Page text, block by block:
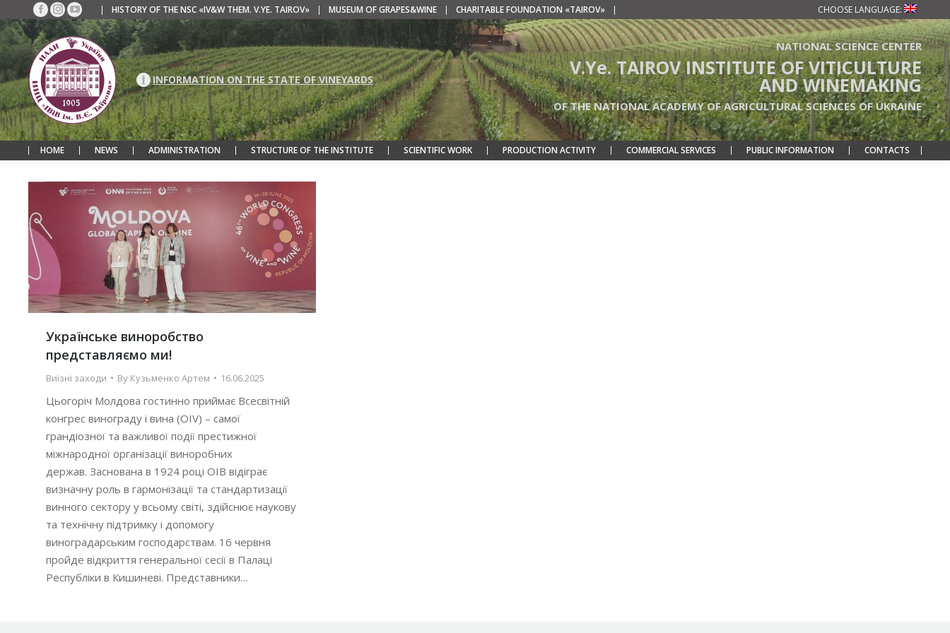
Facebook
page
opens
in
new
window
Instagram
page
opens
in
new
window
YouTube
page
opens
in
new
window
| HISTORY OF THE NSC «IV&W THEM. V.YE. TAIROV» | MUSEUM OF GRAPES&WINE | CHARITABLE FOUNDATION «TAIROV» | CHOOSE LANGUAGE:
INFORMATION ON THE STATE OF VINEYARDS
NATIONAL SCIENCE CENTER
V.Ye. TAIROV INSTITUTE OF VITICULTURE
AND WINEMAKING
OF THE NATIONAL ACADEMY OF AGRICULTURAL SCIENCES OF UKRAINE
HOME NEWS ADMINISTRATION STRUCTURE OF THE INSTITUTE SCIENTIFIC WORK PRODUCTION ACTIVITY COMMERCIAL SERVICES PUBLIC INFORMATION CONTACTS
Українське виноробство
представляємо ми!
Виїзні заходи By Кузьменко Артем 16.06.2025
Цьогоріч Молдова гостинно приймає Всесвітній
конгрес винограду і вина (OIV) – самої
грандіозної та важливої події престижної
міжнародної організації виноробних
держав. Заснована в 1924 році ОІВ відіграє
визначну роль в гармонізації та стандартизації
винного сектору у всьому світі, здійснює наукову
та технічну підтримку і допомогу
виноградарським господарствам. 16 червня
пройде відкриття генеральної сесії в Палаці
Республіки в Кишиневі. Представники…